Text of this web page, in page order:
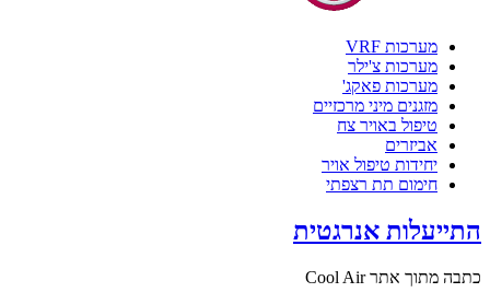
מערכות VRF
מערכות צ'ילר
מערכות פאקג'
מזגנים מיני מרכזיים
טיפול באויר צח
אביזרים
יחידות טיפול אויר
חימום תת רצפתי
התייעלות אנרגטית
כתבה מתוך אתר Cool Air